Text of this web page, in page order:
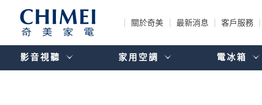
關於奇美 最新消息 客戶服務
影音視聽 家用空調 電冰箱